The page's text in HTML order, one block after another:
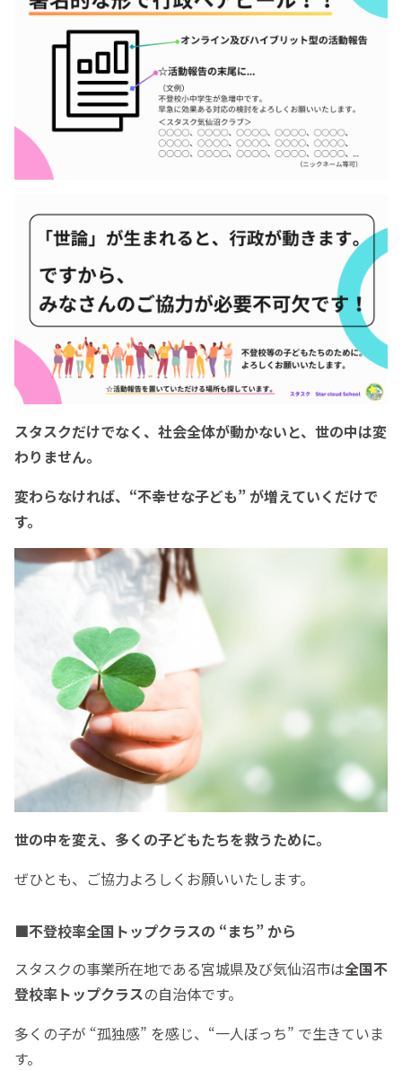
スタスクだけでなく、社会全体が動かないと、世の中は変
わりません。
変わらなければ、“不幸せな子ども” が増えていくだけで
す。
世の中を変え、多くの子どもたちを救うために。
ぜひとも、ご協力よろしくお願いいたします。
■不登校率全国トップクラスの “まち” から
スタスクの事業所在地である宮城県及び気仙沼市は全国不
登校率トップクラスの自治体です。
多くの子が “孤独感” を感じ、“一人ぼっち” で生きていま
す。